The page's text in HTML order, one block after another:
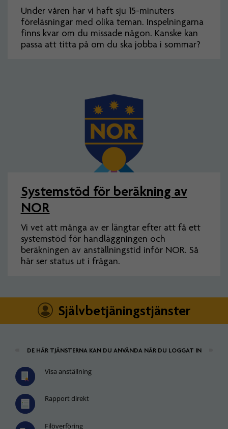
Under våren har vi haft sju 15-minuters
föreläsningar med olika teman. Inspelningarna
finns kvar om du missade någon. Kanske kan
passa att titta på om du ska jobba i sommar?
Systemstöd för beräkning av
NOR
Vi vet att många av er längtar efter att få ett
systemstöd för handläggningen och
beräkningen av anställningstid inför NOR. Så
här ser status ut i frågan.
Självbetjäningstjänster
DE HÄR TJÄNSTERNA KAN DU ANVÄNDA NÄR DU LOGGAT IN
Visa anställning
Rapport direkt
Filöverföring